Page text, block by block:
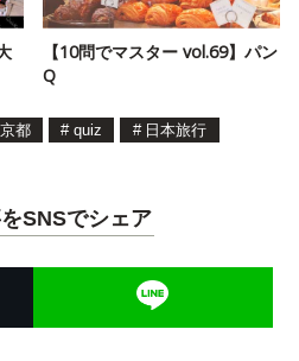
【10問でマスター vol.69】パン
Q
京都 # quiz # 日本旅行
SNSでシェア